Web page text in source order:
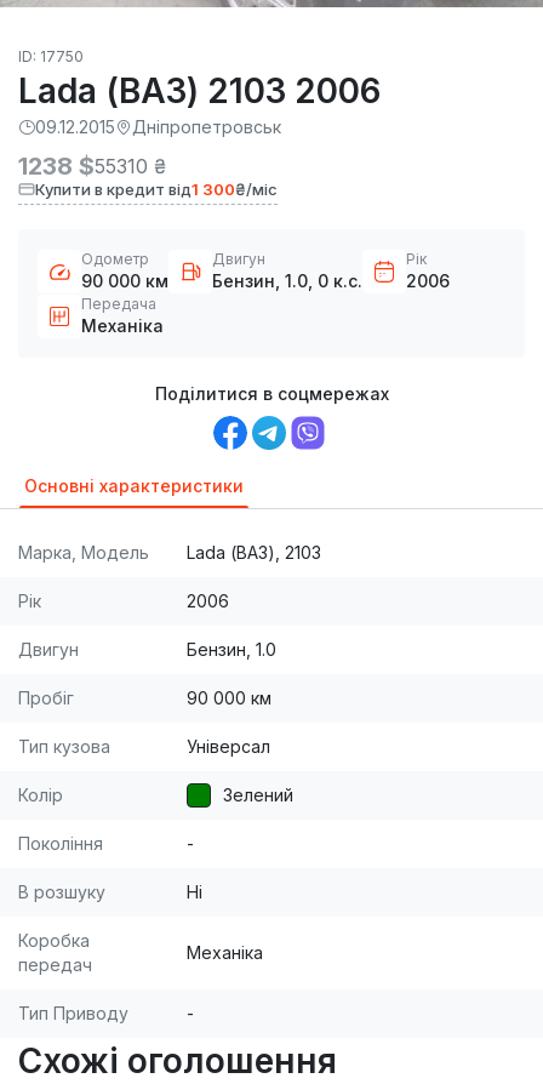
ID: 17750
Lada (ВАЗ) 2103 2006
09.12.2015 Дніпропетровськ
1238 $55310 ₴
Купити в кредит від1 300₴/міс
Одометр
90 000 км
Двигун
Бензин, 1.0, 0 к.с.
Рік
2006
Передача
Механіка
Поділитися в соцмережах
Основні характеристики
Марка, Модель Lada (ВАЗ), 2103
Рік 2006
Двигун Бензин, 1.0
Пробіг 90 000 км
Тип кузова Універсал
Колір Зелений
Покоління -
В розшуку Ні
Коробка
передач
Механіка
Тип Приводу -
Схожі оголошення